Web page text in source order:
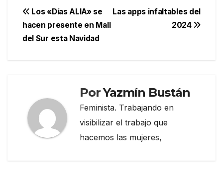
Navegación
de
Las apps infaltables del
2024
Los «Días ALIA» se
hacen presente en Mall
del Sur esta Navidad
PorYazmín Bustán
Feminista. Trabajando en
visibilizar el trabajo que
hacemos las mujeres,